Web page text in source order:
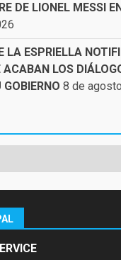
DE LIONEL MESSI
LA ESPRIELLA
LOS
GOBIERNO 8 de